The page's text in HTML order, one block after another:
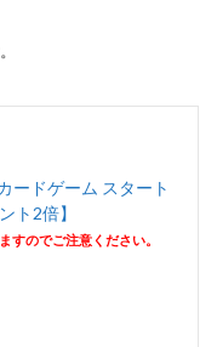
ードゲーム スタート
ト2倍】
のでご注意ください。